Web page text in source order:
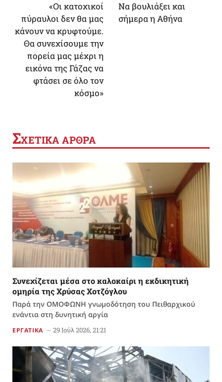
«Οι κατοχικοί
πύραυλοι δεν θα μας
κάνουν να κρυφτούμε.
Θα συνεχίσουμε την
πορεία μας μέχρι η
εικόνα της Γάζας να
φτάσει σε όλο τον
κόσμο»
Να βουλιάξει και
σήμερα η Αθήνα
ΣΧΕΤΙΚΑ ΑΡΘΡΑ
Συνεχίζεται μέσα στο καλοκαίρι η εκδικητική
ομηρία της Χρύσας Χοτζόγλου
Παρά την ΟΜΟΦΩΝΗ γνωμοδότηση του Πειθαρχικού
ενάντια στη δυνητική αργία
ΕΡΓΑΤΙΚΑ 29 Ιούλ 2026, 21:21